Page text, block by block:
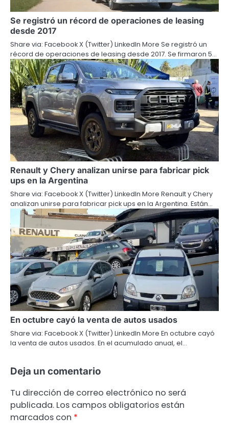
Se registró un récord de operaciones de leasing
desde 2017
Share via: Facebook X (Twitter) LinkedIn More Se registró un
récord de operaciones de leasing desde 2017. Se firmaron 5…
Renault y Chery analizan unirse para fabricar pick
ups en la Argentina
Share via: Facebook X (Twitter) LinkedIn More Renault y Chery
analizan unirse para fabricar pick ups en la Argentina. Están…
En octubre cayó la venta de autos usados
Share via: Facebook X (Twitter) LinkedIn More En octubre cayó
la venta de autos usados. En el acumulado anual, el…
Deja un comentario
Tu dirección de correo electrónico no será
publicada. Los campos obligatorios están
marcados con *